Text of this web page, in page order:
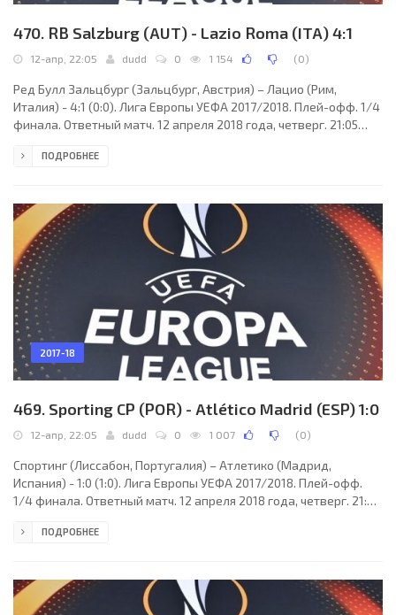
470. RB Salzburg (AUT) - Lazio Roma (ITA) 4:1
12-апр, 22:05 dudd 0 1 154 (0)
Ред Булл Зальцбург (Зальцбург, Австрия) – Лацио (Рим,
Италия) - 4:1 (0:0). Лига Европы УЕФА 2017/2018. Плей-офф. 1/4
финала. Ответный матч. 12 апреля 2018 года, четверг. 21:05
Стадион Ред Булл Арена - Вальс-Зиценхайм. Главный арбитр:
арбитр: Томаж Кланчник (Словения). Дополнительные
помощники рефери: Матей Юг, Славко Винчич (оба -
ПОДРОБНЕЕ
2017-18
469. Sporting CP (POR) - Atlético Madrid (ESP) 1:0
12-апр, 22:05 dudd 0 1 007 (0)
Спортинг (Лиссабон, Португалия) – Атлетико (Мадрид,
Испания) - 1:0 (1:0). Лига Европы УЕФА 2017/2018. Плей-офф.
1/4 финала. Ответный матч. 12 апреля 2018 года, четверг. 21:05
Стадион Жозе Алваладе. Главный арбитр: Милорад Мажич
Петрович (Ужице, Сербия). Дополнительные помощники
рефери: Ненад Джокич, Данило Груич (оба -
ПОДРОБНЕЕ